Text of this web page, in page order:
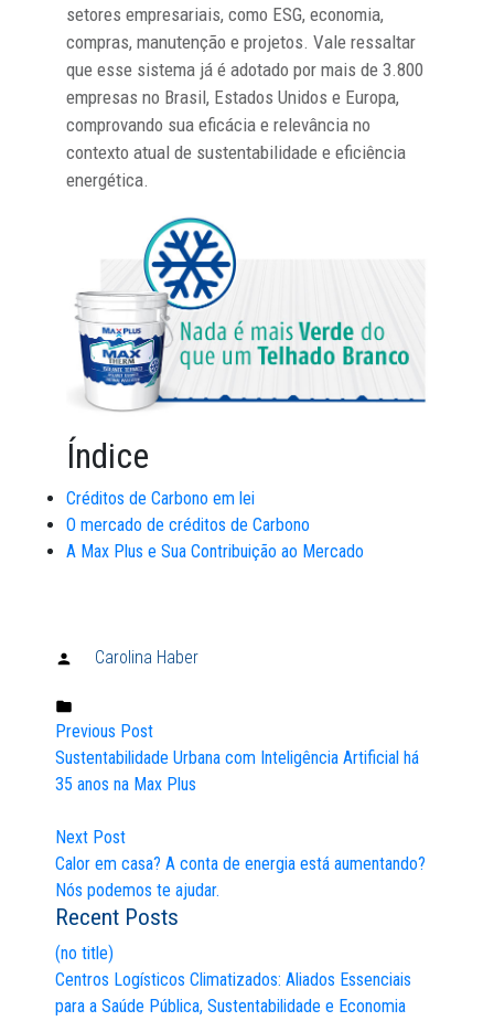
setores empresariais, como ESG, economia,
compras, manutenção e projetos. Vale ressaltar
que esse sistema já é adotado por mais de 3.800
empresas no Brasil, Estados Unidos e Europa,
comprovando sua eficácia e relevância no
contexto atual de sustentabilidade e eficiência
energética.
Índice
Créditos de Carbono em lei
O mercado de créditos de Carbono
A Max Plus e Sua Contribuição ao Mercado
Publicado
Carolina Haber
Publicado
Post
navigation
Previous Post
Sustentabilidade Urbana com Inteligência Artificial há
35 anos na Max Plus
Next Post
Calor em casa? A conta de energia está aumentando?
Nós podemos te ajudar.
Recent Posts
(no title)
Centros Logísticos Climatizados: Aliados Essenciais
para a Saúde Pública, Sustentabilidade e Economia